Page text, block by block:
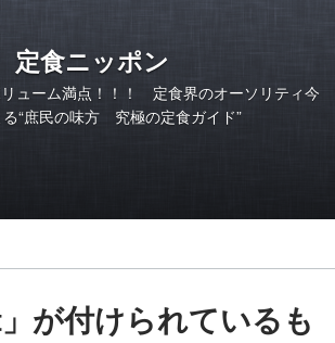
定食ニッポン
ューム満点！！！ 定食界のオーソリティ今
“庶民の味方 究極の定食ガイド”
が付けられているも